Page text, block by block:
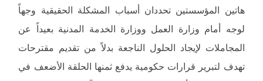
هاتين المؤسستين تحددان أسباب المشكلة الحقيقية وجهاً
لوجه أمام وزارة العمل ووزارة الخدمة المدنية بعيداً عن
المجاملات لإيجاد الحلول الناجعة بدلاً من تقديم مقترحات
تهدف لتبرير قرارات حكومية يدفع ثمنها الحلقة الأضعف في